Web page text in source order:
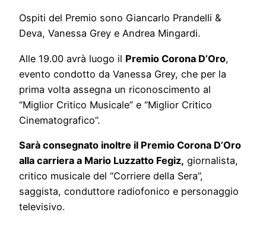
Ospiti del Premio sono Giancarlo Prandelli &
Deva, Vanessa Grey e Andrea Mingardi.
Alle 19.00 avrà luogo il Premio Corona D’Oro,
evento condotto da Vanessa Grey, che per la
prima volta assegna un riconoscimento al
“Miglior Critico Musicale” e “Miglior Critico
Cinematografico”.
Sarà consegnato inoltre il Premio Corona D’Oro
alla carriera a Mario Luzzatto Fegiz, giornalista,
critico musicale del “Corriere della Sera”,
saggista, conduttore radiofonico e personaggio
televisivo.